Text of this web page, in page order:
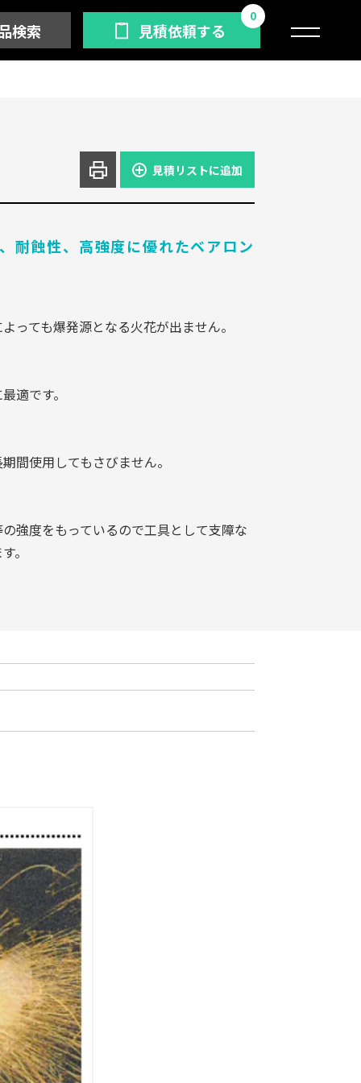
検索 見積依頼する
0
見積リストに追加
耐蝕性、高強度に優れたベアロン
っても爆発源となる火花が出ません。
適です。
間使用してもさびません。
強度をもっているので工具として支障な
。